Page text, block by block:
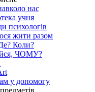
нас
учня
психологів
жити разом
Коли?
ЧОМУ?
у допомогу